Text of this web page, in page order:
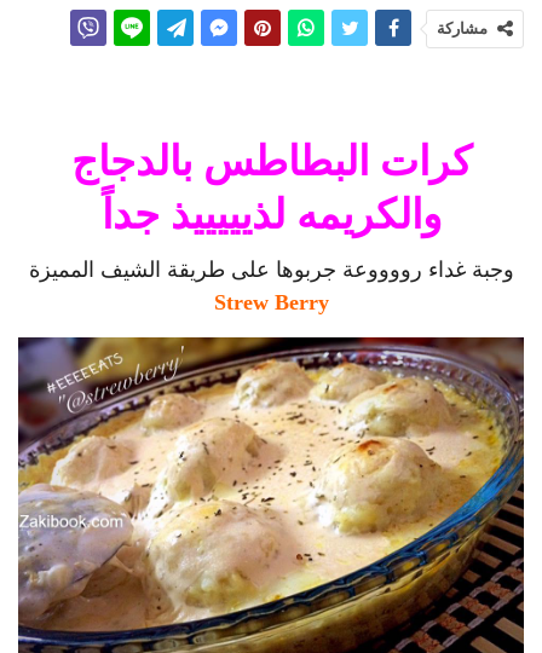
مشاركة
كرات البطاطس بالدجاج
والكريمه لذيييييذ جداً
وجبة غداء رووووعة جربوها على طريقة الشيف المميزة
Strew Berry